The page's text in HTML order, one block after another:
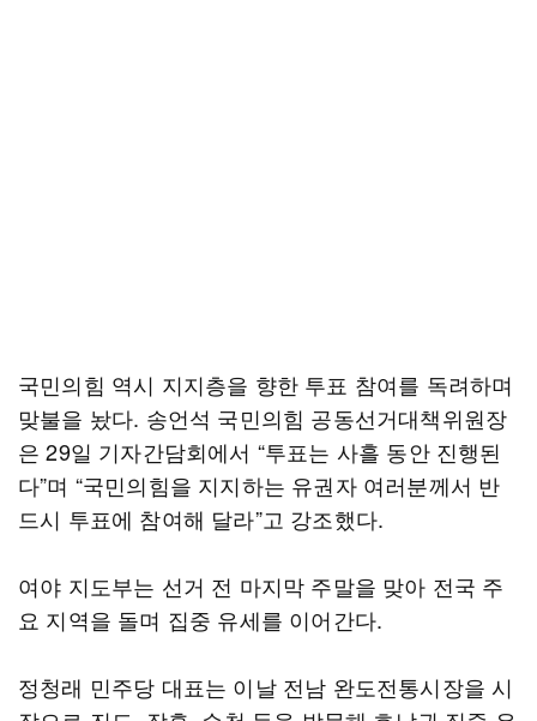
국민의힘 역시 지지층을 향한 투표 참여를 독려하며
맞불을 놨다. 송언석 국민의힘 공동선거대책위원장
은 29일 기자간담회에서 “투표는 사흘 동안 진행된
다”며 “국민의힘을 지지하는 유권자 여러분께서 반
드시 투표에 참여해 달라”고 강조했다.
여야 지도부는 선거 전 마지막 주말을 맞아 전국 주
요 지역을 돌며 집중 유세를 이어간다.
정청래 민주당 대표는 이날 전남 완도전통시장을 시